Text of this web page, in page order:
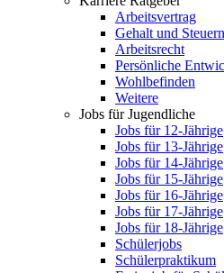
Arbeitsvertrag
Gehalt und Steuern
Arbeitsrecht
Persönliche
Wohlbefinden
Weitere
Jobs für Jugendliche
Jobs für 12-Jährige
Jobs für 13-Jährige
Jobs für 14-Jährige
Jobs für 15-Jährige
Jobs für 16-Jährige
Jobs für 17-Jährige
Jobs für 18-Jährige
Schülerjobs
Schülerpraktikum